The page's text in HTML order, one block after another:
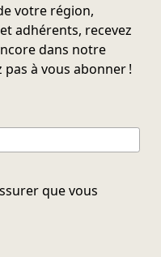
votre région,
adhérents, recevez
dans notre
pas à vous abonner !
que vous